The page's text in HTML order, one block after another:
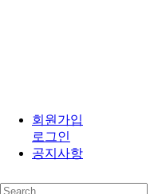
main
content
회원가입
로그인
공지사항